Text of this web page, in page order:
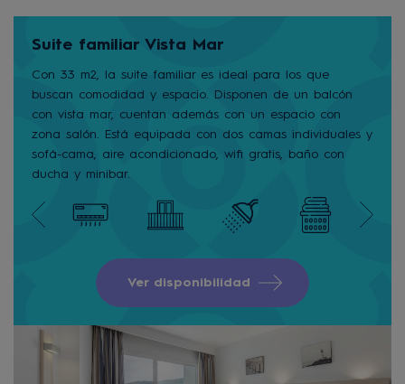
Suite familiar Vista Mar
Con 33 m2, la suite familiar es ideal para los que
buscan comodidad y espacio. Disponen de un balcón
con vista mar, cuentan además con un espacio con
zona salón. Está equipada con dos camas individuales y
sofá-cama, aire acondicionado, wifi gratis, baño con
ducha y minibar.
Ver disponibilidad